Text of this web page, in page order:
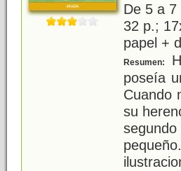
De 5 a
32 p.;
papel +
Resumen:
poseía
Cuando
su